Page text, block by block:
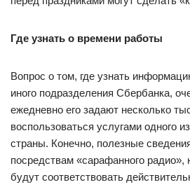
Где узнать о времени работы
Вопрос о том, где узнать
иного подразделения Сбербанка,
ежедневно его задают несколько
воспользоваться услугами одного
страны. Конечно, полезные
посредствам «сарафанного радио»,
будут соответствовать